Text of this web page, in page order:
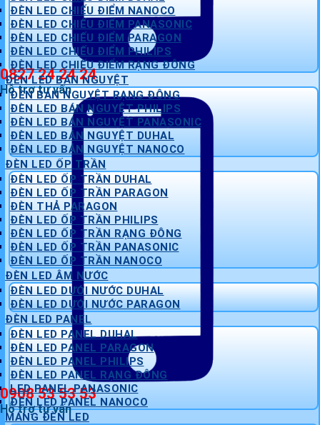
0827 24 24 24
Hỗ trợ tư vấn
0908 53 53 53
Hỗ trợ tư vấn
ĐÈN LED CHIẾU ĐIỂM NANOCO
ĐÈN LED CHIẾU ĐIỂM PANASONIC
ĐÈN LED CHIẾU ĐIỂM PARAGON
ĐÈN LED CHIẾU ĐIỂM PHILIPS
ĐÈN LED CHIẾU ĐIỂM RẠNG ĐÔNG
ĐÈN LED BÁN NGUYỆT
ĐÈN BÁN NGUYỆT RẠNG ĐÔNG
ĐÈN LED BÁN NGUYỆT PHILIPS
ĐÈN LED BÁN NGUYỆT PANASONIC
ĐÈN LED BÁN NGUYỆT DUHAL
ĐÈN LED BÁN NGUYỆT NANOCO
ĐÈN LED ỐP TRẦN
ĐÈN LED ỐP TRẦN DUHAL
ĐÈN LED ỐP TRẦN PARAGON
ĐÈN THẢ PARAGON
ĐÈN LED ỐP TRẦN PHILIPS
ĐÈN LED ỐP TRẦN RẠNG ĐÔNG
ĐÈN LED ỐP TRẦN PANASONIC
ĐÈN LED ỐP TRẦN NANOCO
ĐÈN LED ÂM NƯỚC
ĐÈN LED DƯỚI NƯỚC DUHAL
ĐÈN LED DƯỚI NƯỚC PARAGON
ĐÈN LED PANEL
ĐÈN LED PANEL DUHAL
ĐÈN LED PANEL PARAGON
ĐÈN LED PANEL PHILIPS
ĐÈN LED PANEL RẠNG ĐÔNG
LED PANEL PANASONIC
ĐÈN LED PANEL NANOCO
MÁNG ĐÈN LED